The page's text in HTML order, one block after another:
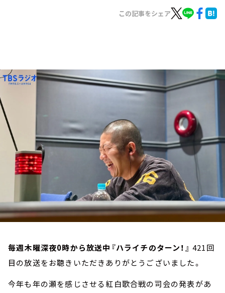
トピックス
TBS Podcast
YouTube
会社情報
この記事をシェア
毎週木曜深夜0時から放送中『ハライチのターン！』 421回
目の放送をお聴きいただきありがとうございました。
今年も年の瀬を感じさせる紅白歌合戦の司会の発表があ